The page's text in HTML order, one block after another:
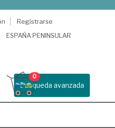
Registrarse
ESPAÑA PENINSULAR
Busqueda avanzada
0